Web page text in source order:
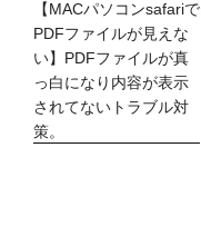
【MACパソコンsafariで
PDFファイルが見えな
い】PDFファイルが真
っ白になり内容が表示
されてないトラブル対
策。